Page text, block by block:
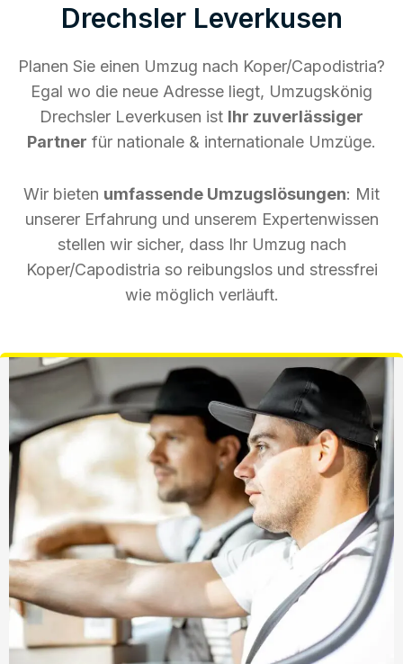
Drechsler Leverkusen
Planen Sie einen Umzug nach Koper/Capodistria?
Egal wo die neue Adresse liegt, Umzugskönig
Drechsler Leverkusen ist Ihr zuverlässiger
Partner für nationale & internationale Umzüge.
Wir bieten umfassende Umzugslösungen: Mit
unserer Erfahrung und unserem Expertenwissen
stellen wir sicher, dass Ihr Umzug nach
Koper/Capodistria so reibungslos und stressfrei
wie möglich verläuft.